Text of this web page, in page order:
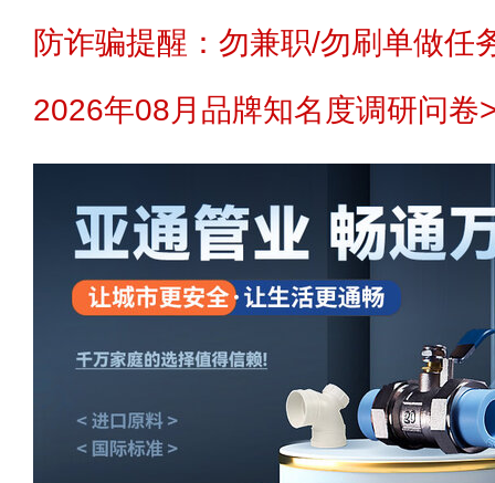
防诈骗提醒：勿兼职/勿刷单做任
2026年08月品牌知名度调研问卷